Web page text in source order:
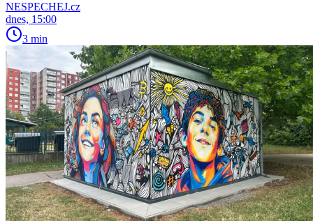
NESPECHEJ.cz
dnes, 15:00
3 min